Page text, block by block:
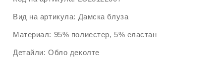
Вид на артикула: Дамска блуза
Материал: 95% полиестер, 5% еластан
Детайли: Обло деколте